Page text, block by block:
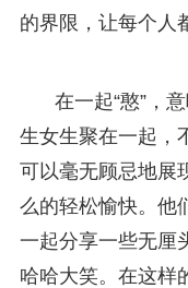
的界限，让每个人
在一起“憨”，
生女生聚在一起，
可以毫无顾忌地展
么的轻松愉快。他
一起分享一些无厘
哈哈大笑。在这样